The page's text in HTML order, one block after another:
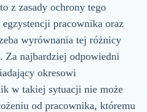
z zasady ochrony tego
pracownika oraz
wyrównania tej różnicy
Za najbardziej odpowiedni
okresowi
w takiej sytuacji nie może
od pracownika, któremu